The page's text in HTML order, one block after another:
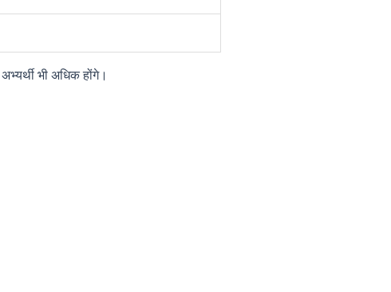
भी अधिक होंगे।